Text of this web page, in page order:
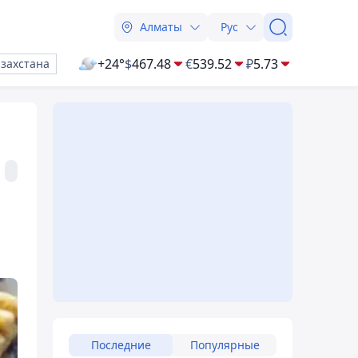
Алматы Рус
+24°$467.48 €539.52 ₽5.73
Последние Популярные